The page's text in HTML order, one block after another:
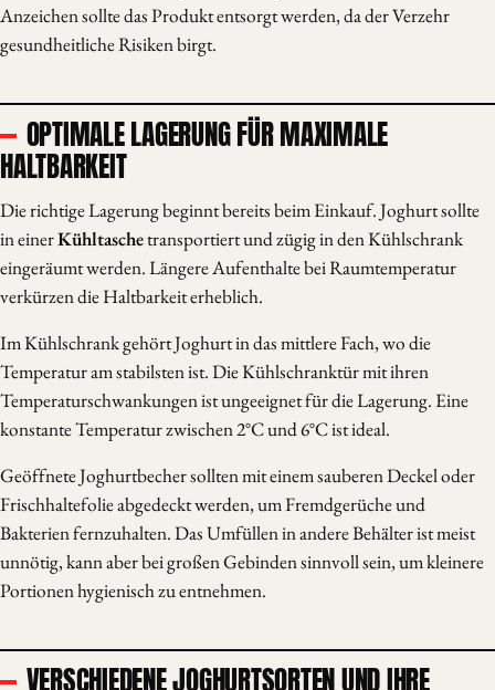
Anzeichen sollte das Produkt entsorgt werden, da der Verzehr
gesundheitliche Risiken birgt.
OPTIMALE LAGERUNG FÜR MAXIMALE
HALTBARKEIT
Die richtige Lagerung beginnt bereits beim Einkauf. Joghurt sollte
in einerKühltaschetransportiert und zügig in den Kühlschrank
eingeräumt werden. Längere Aufenthalte bei Raumtemperatur
verkürzen die Haltbarkeit erheblich.
Im Kühlschrank gehört Joghurt in das mittlere Fach, wo die
Temperatur am stabilsten ist. Die Kühlschranktür mit ihren
Temperaturschwankungen ist ungeeignet für die Lagerung. Eine
konstante Temperatur zwischen 2°C und 6°C ist ideal.
Geöffnete Joghurtbecher sollten mit einem sauberen Deckel oder
Frischhaltefolie abgedeckt werden, um Fremdgerüche und
Bakterien fernzuhalten. Das Umfüllen in andere Behälter ist meist
unnötig, kann aber bei großen Gebinden sinnvoll sein, um kleinere
Portionen hygienisch zu entnehmen.
VERSCHIEDENE JOGHURTSORTEN UND IHRE